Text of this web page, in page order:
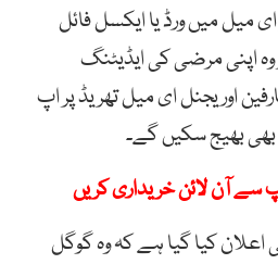
میں ورڈ یا ایکسل فائل
اپنی مرضی کی ایڈیٹنگ
اوریجنل ای میل تھریڈ پر اپ
بھیج سکیں گے۔
سے آن لائن خریداری کریں
کیا گیا ہے کہ وہ گوگل